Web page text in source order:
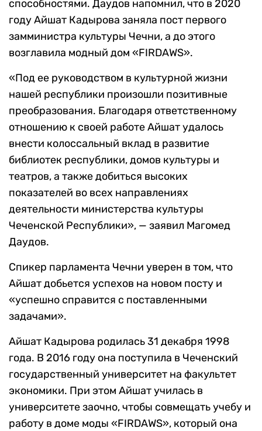
способностями. Даудов напомнил, что в 2020
году Айшат Кадырова заняла пост первого
замминистра культуры Чечни, а до этого
возглавила модный дом «FIRDAWS».
«Под ее руководством в культурной жизни
нашей республики произошли позитивные
преобразования. Благодаря ответственному
отношению к своей работе Айшат удалось
внести колоссальный вклад в развитие
библиотек республики, домов культуры и
театров, а также добиться высоких
показателей во всех направлениях
деятельности министерства культуры
Чеченской Республики», — заявил Магомед
Даудов.
Спикер парламента Чечни уверен в том, что
Айшат добьется успехов на новом посту и
«успешно справится с поставленными
задачами».
Айшат Кадырова родилась 31 декабря 1998
года. В 2016 году она поступила в Чеченский
государственный университет на факультет
экономики. При этом Айшат училась в
университете заочно, чтобы совмещать учебу и
работу в доме моды «FIRDAWS», который она